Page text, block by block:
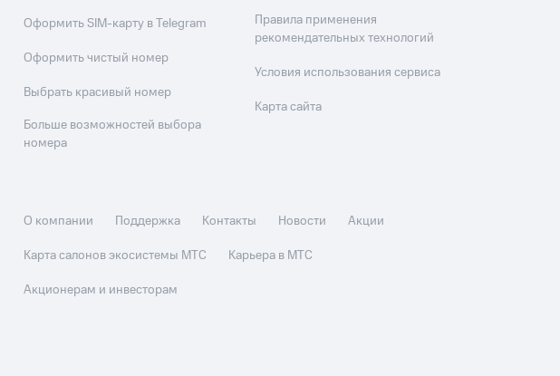
Оформить SIM-карту в Telegram
Оформить чистый номер
Выбрать красивый номер
Больше возможностей выбора
номера
Правила применения
рекомендательных технологий
Условия использования сервиса
Карта сайта
О компании Поддержка Контакты Новости
Акции
Карта салонов экосистемы МТС
Карьера в МТС
Акционерам и инвесторам